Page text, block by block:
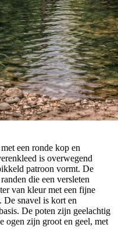
een ronde kop en
is overwegend
patroon vormt. De
die een versleten
van kleur met een fijne
De snavel is kort en
De poten zijn geelachtig
ogen zijn groot en geel, met